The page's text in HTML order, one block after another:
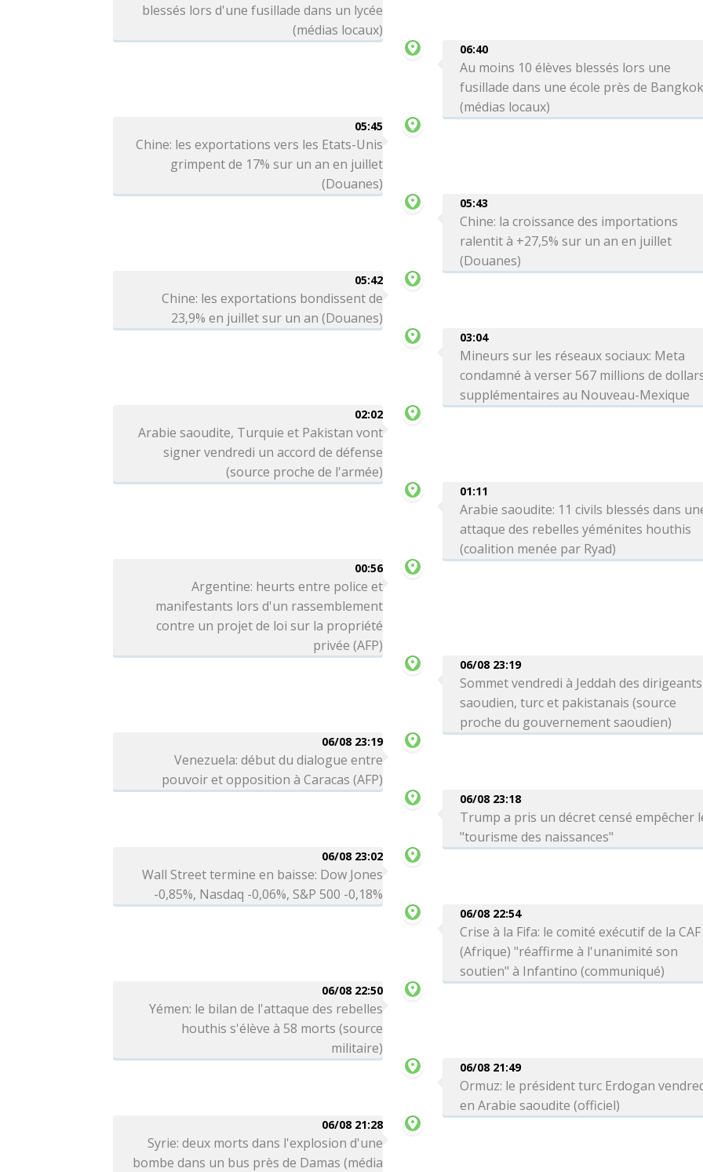
blessés lors d'une fusillade dans un lycée
(médias locaux)
06:40
Au moins 10 élèves blessés lors une
fusillade dans une école près de
(médias locaux)
05:45
Chine: les exportations vers les Etats-Unis
grimpent de 17% sur un an en juillet
(Douanes)
05:43
Chine: la croissance des importations
ralentit à +27,5% sur un an en juillet
(Douanes)
05:42
Chine: les exportations bondissent de
23,9% en juillet sur un an (Douanes)
03:04
Mineurs sur les réseaux sociaux: Meta
condamné à verser 567 millions de
supplémentaires au Nouveau-Mexique
02:02
Arabie saoudite, Turquie et Pakistan vont
signer vendredi un accord de défense
(source proche de l'armée)
01:11
Arabie saoudite: 11 civils blessés dans
attaque des rebelles yéménites houthis
(coalition menée par Ryad)
00:56
Argentine: heurts entre police et
manifestants lors d'un rassemblement
contre un projet de loi sur la propriété
privée (AFP)
06/08 23:19
Sommet vendredi à Jeddah des dirigeants
saoudien, turc et pakistanais (source
proche du gouvernement saoudien)
06/08 23:19
Venezuela: début du dialogue entre
pouvoir et opposition à Caracas (AFP)
06/08 23:18
Trump a pris un décret censé empêcher
"tourisme des naissances"
06/08 23:02
Wall Street termine en baisse: Dow Jones
-0,85%, Nasdaq -0,06%, S&P 500 -0,18%
06/08 22:54
Crise à la Fifa: le comité exécutif de la CAF
(Afrique) "réaffirme à l'unanimité son
soutien" à Infantino (communiqué)
06/08 22:50
Yémen: le bilan de l'attaque des rebelles
houthis s'élève à 58 morts (source
militaire)
06/08 21:49
Ormuz: le président turc Erdogan
en Arabie saoudite (officiel)
06/08 21:28
Syrie: deux morts dans l'explosion d'une
bombe dans un bus près de Damas (média